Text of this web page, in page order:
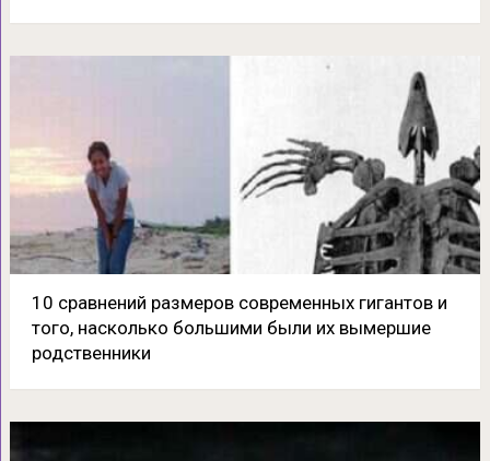
10 сравнений размеров современных гигантов и
того, насколько большими были их вымершие
родственники